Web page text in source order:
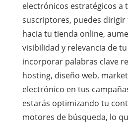
electrónicos estratégicos a
suscriptores, puedes dirigir
hacia tu tienda online,
visibilidad y relevancia de
incorporar palabras clave
hosting, diseño web,
electrónico en tus
estarás optimizando tu
motores de búsqueda, lo